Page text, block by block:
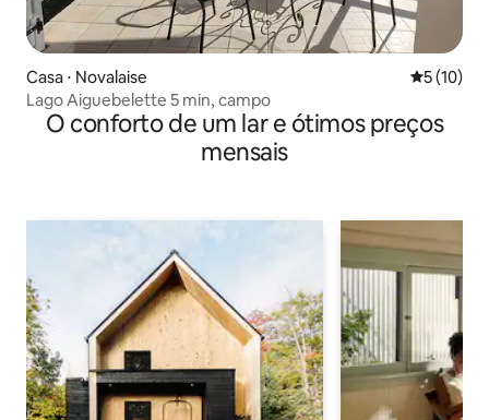
Casa ⋅ Novalaise 5 de uma
5 (10)
Lago Aiguebelette 5 min, campo
O conforto de um lar e ótimos preços
mensais